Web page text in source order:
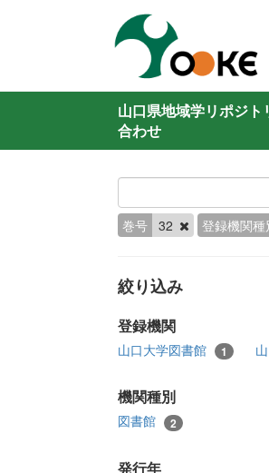
山口県地域学リポジト
合わせ
巻号 32 登録機関種
絞り込み
登録機関
山口大学図書館 1
機関種別
図書館 2
発行年